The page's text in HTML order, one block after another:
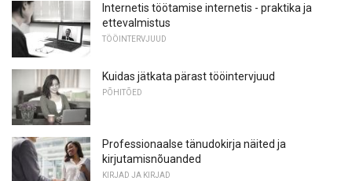
Internetis töötamise internetis - praktika ja
ettevalmistus
TÖÖINTERVJUUD
Kuidas jätkata pärast tööintervjuud
PÕHITÕED
Professionaalse tänudokirja näited ja
kirjutamisnõuanded
KIRJAD JA KIRJAD